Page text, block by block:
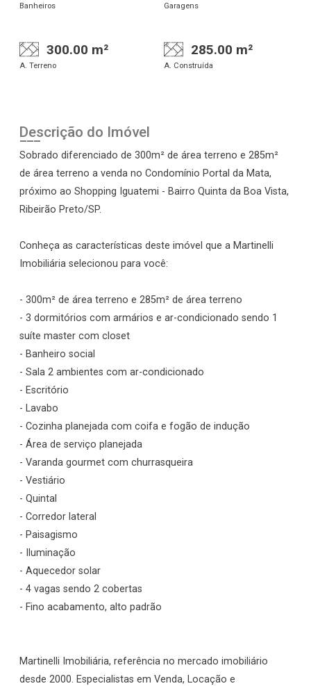
Banheiros Garagens
300.00 m²
A. Terreno
285.00 m²
A. Construída
Descrição do Imóvel
Sobrado diferenciado de 300m² de área terreno e 285m²
de área terreno a venda no Condomínio Portal da Mata,
próximo ao Shopping Iguatemi - Bairro Quinta da Boa Vista,
Ribeirão Preto/SP.
Conheça as características deste imóvel que a Martinelli
Imobiliária selecionou para você:
- 300m² de área terreno e 285m² de área terreno
- 3 dormitórios com armários e ar-condicionado sendo 1
suíte master com closet
- Banheiro social
- Sala 2 ambientes com ar-condicionado
- Escritório
- Lavabo
- Cozinha planejada com coifa e fogão de indução
- Área de serviço planejada
- Varanda gourmet com churrasqueira
- Vestiário
- Quintal
- Corredor lateral
- Paisagismo
- Iluminação
- Aquecedor solar
- 4 vagas sendo 2 cobertas
- Fino acabamento, alto padrão
Martinelli Imobiliária, referência no mercado imobiliário
desde 2000. Especialistas em Venda, Locação e